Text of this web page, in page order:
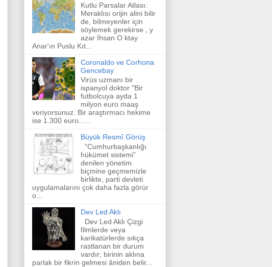
Kutlu Parsalar Atlası:
Meraklısı orijin alini bilir
de, bilmeyenler için
söylemek gerekirse , y
azar İhsan O ktay
Anar'ın Puslu Kıt...
Coronaldo ve Corhona
Gencebay
Virüs uzmanı bir
ispanyol doktor "Bir
futbolcuya ayda 1
milyon euro maaş
veriyorsunuz. Bir araştırmacı hekime
ise 1.300 euro......
Büyük Resmî Görüş
“Cumhurbaşkanlığı
hükümet sistemi”
denilen yönetim
biçmine geçmemizle
birlikte, parti devleti
uygulamalarını çok daha fazla görür
o...
Dev Led Aklı
Dev Led Aklı Çizgi
filmlerde veya
karikatürlerde sıkça
rastlanan bir durum
vardır; birinin aklına
parlak bir fikrin gelmesi âniden belir...